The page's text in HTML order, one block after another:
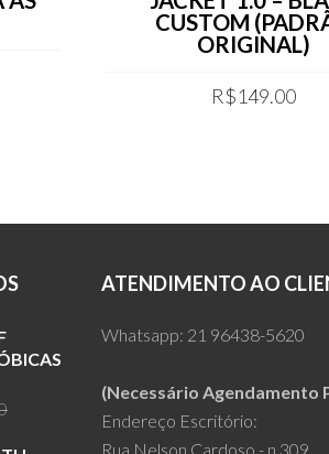
CUSTOM
ORIGINAL)
R$149.00
Original
Current
ATENDIMENTO AO
Whatsapp: 21 96438-5620
(Necessário Agendamento
Endereço Escritório:
Rua Nelson Cardoso - n 309